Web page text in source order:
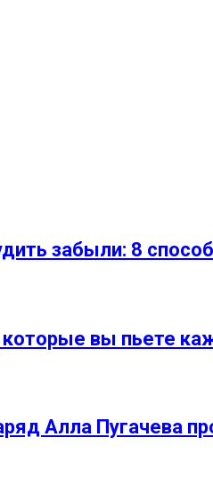
забыли: 8
вы пьете
Алла Пугачева